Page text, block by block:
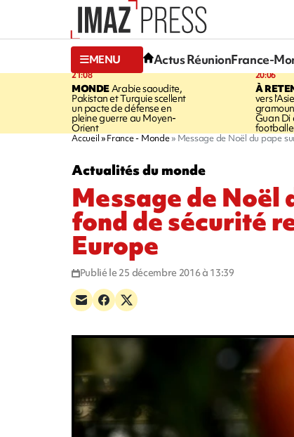
MENU Actus RéunionFrance-
21:08
MONDE Arabie saoudite,
Pakistan et Turquie scellent
un pacte de défense en
pleine guerre au Moyen-
Orient
20:06
À
vers
Guan Di
Accueil France - Monde Message de Noël du pape
Actualités du monde
Message de Noël
fond de sécurité
Europe
Publié le 25 décembre 2016 à 13:39